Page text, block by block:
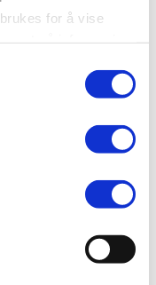
brukes for å vise